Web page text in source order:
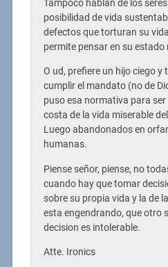
Tampoco hablan de los
posibilidad de vida
defectos que torturan su
permite pensar en su estado
O ud, prefiere un hijo ciego y
cumplir el mandato (no de
puso esa normativa para
costa de la vida miserable
Luego abandonados en
humanas.
Piense señor, piense, no
cuando hay que tomar
sobre su propia vida y la de
esta engendrando, que otro
decision es intolerable.
Atte. Ironics